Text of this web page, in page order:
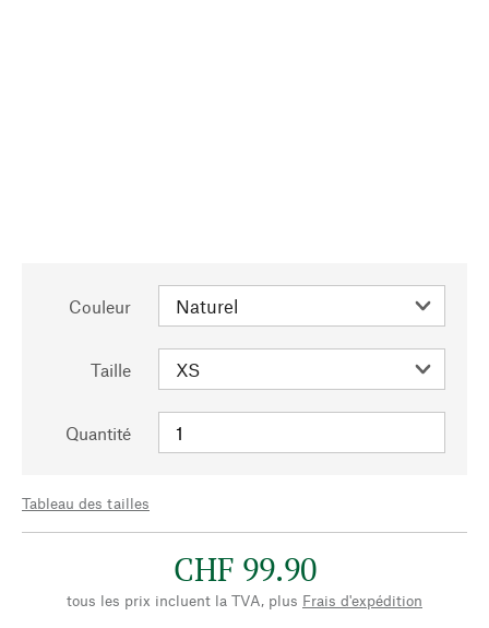
Couleur
Taille
Quantité
Tableau des tailles
CHF 99.90
tous les prix incluent la TVA, plus Frais d'expédition